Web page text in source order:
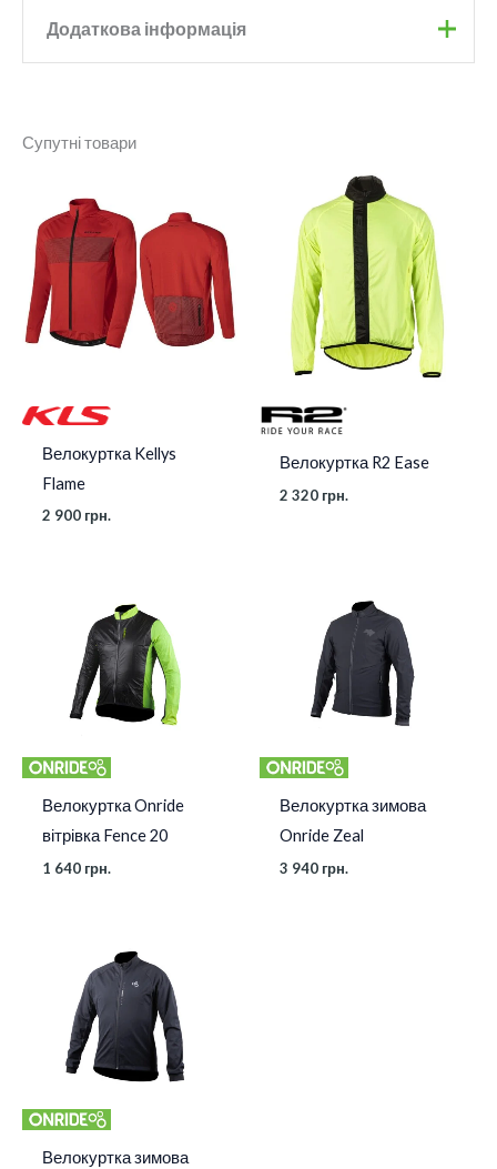
Додаткова інформація
Колір
XXL
Супутні товари
Велокуртка Kellys
Flame
2 900 грн.
Велокуртка R2 Ease
2 320 грн.
Велокуртка Onride
вітрівка Fence 20
1 640 грн.
Велокуртка зимова
Onride Zeal
3 940 грн.
Велокуртка зимова